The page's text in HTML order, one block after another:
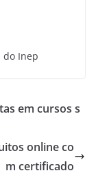
do Inep
em cursos s
online co
m certificado